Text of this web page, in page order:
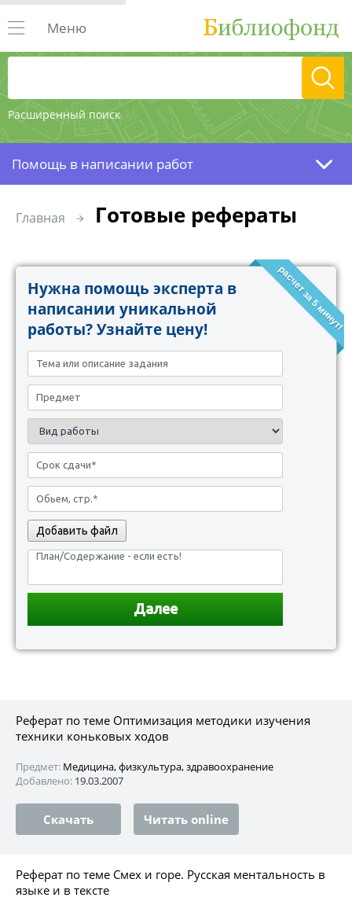
Расширенный поиск
Меню
Помощь в написании работ
Главная Готовые рефераты
расчет за 5 минут!
Нужна помощь эксперта в
написании уникальной
работы? Узнайте цену!
Добавить файл
Реферат по теме Оптимизация методики изучения
техники коньковых ходов
Предмет: Медицина, физкультура, здравоохранение
Добавлено: 19.03.2007
Скачать Читать online
Реферат по теме Смех и горе. Русская ментальность в
языке и в тексте